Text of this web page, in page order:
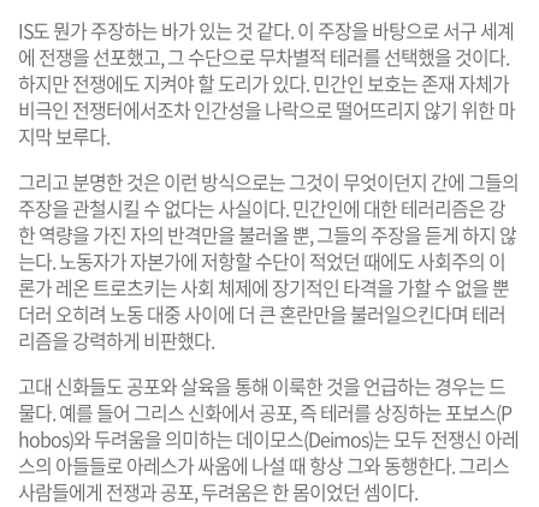
IS도 뭔가 주장하는 바가 있는 것 같다. 이 주장을 바탕으로 서구 세계
에 전쟁을 선포했고, 그 수단으로 무차별적 테러를 선택했을 것이다.
하지만 전쟁에도 지켜야 할 도리가 있다. 민간인 보호는 존재 자체가
비극인 전쟁터에서조차 인간성을 나락으로 떨어뜨리지 않기 위한 마
지막 보루다.
그리고 분명한 것은 이런 방식으로는 그것이 무엇이던지 간에 그들의
주장을 관철시킬 수 없다는 사실이다. 민간인에 대한 테러리즘은 강
한 역량을 가진 자의 반격만을 불러올 뿐, 그들의 주장을 듣게 하지 않
는다. 노동자가 자본가에 저항할 수단이 적었던 때에도 사회주의 이
론가 레온 트로츠키는 사회 체제에 장기적인 타격을 가할 수 없을 뿐
더러 오히려 노동 대중 사이에 더 큰 혼란만을 불러일으킨다며 테러
리즘을 강력하게 비판했다.
고대 신화들도 공포와 살육을 통해 이룩한 것을 언급하는 경우는 드
물다. 예를 들어 그리스 신화에서 공포, 즉 테러를 상징하는 포보스(P
hobos)와 두려움을 의미하는 데이모스(Deimos)는 모두 전쟁신 아레
스의 아들들로 아레스가 싸움에 나설 때 항상 그와 동행한다. 그리스
사람들에게 전쟁과 공포, 두려움은 한 몸이었던 셈이다.